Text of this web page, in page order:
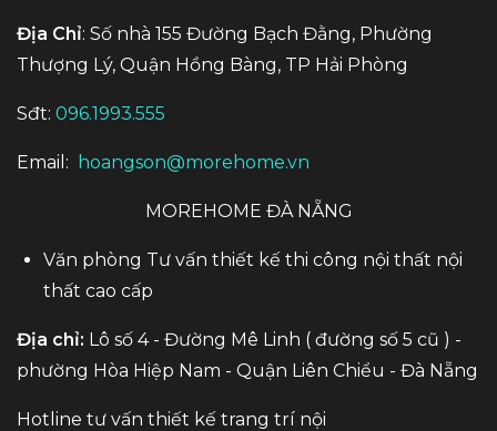
Địa Chỉ: Số nhà 155 Đường Bạch Đằng, Phường
Thượng Lý, Quận Hồng Bàng, TP Hải Phòng
Sđt: 096.1993.555
Email: hoangson@morehome.vn
MOREHOME ĐÀ NẴNG
Văn phòng Tư vấn thiết kế thi công nội thất nội
thất cao cấp
Địa chỉ: Lô số 4 - Đường Mê Linh ( đường số 5 cũ ) -
phường Hòa Hiệp Nam - Quận Liên Chiểu - Đà Nẵng
Hotline tư vấn thiết kế trang trí nội